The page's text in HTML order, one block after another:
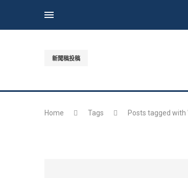
新聞稿投稿
Home Tags Posts tagged with